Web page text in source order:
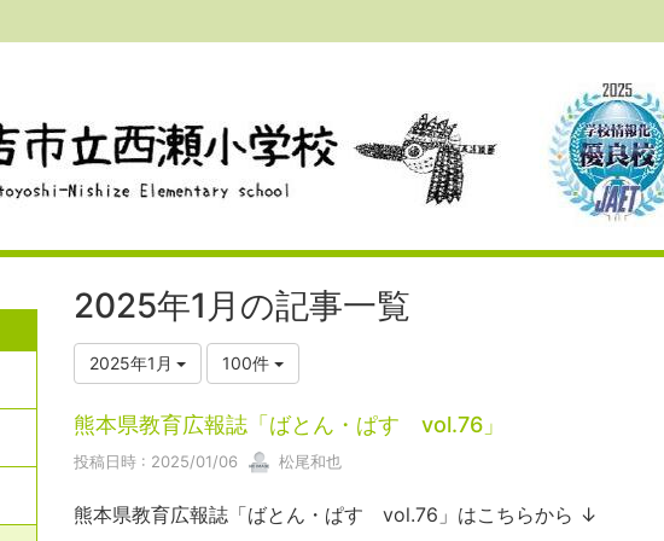
2025年1月の記事一覧
2025年1月 100件
熊本県教育広報誌「ばとん・ぱす vol.76」
投稿日時 : 2025/01/06 松尾和也
熊本県教育広報誌「ばとん・ぱす vol.76」はこちらから ↓